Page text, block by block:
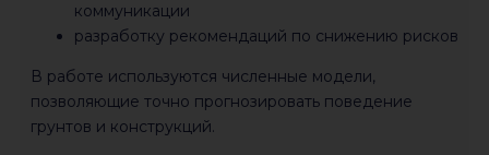
коммуникации
разработку рекомендаций по снижению рисков
В работе используются численные модели,
позволяющие точно прогнозировать поведение
грунтов и конструкций.